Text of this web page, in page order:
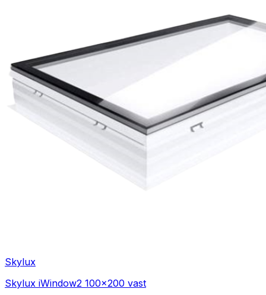
Skylux
Skylux iWindow2 100x200 vast